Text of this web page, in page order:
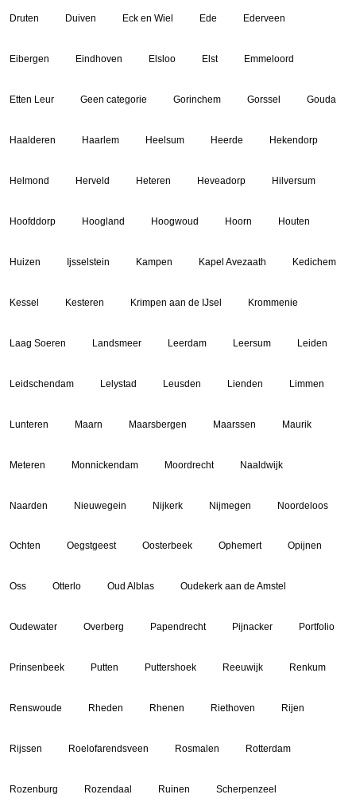
Druten Duiven Eck en Wiel Ede Ederveen
Eibergen Eindhoven Elsloo Elst Emmeloord
Etten Leur Geen categorie Gorinchem Gorssel Gouda
Haalderen Haarlem Heelsum Heerde Hekendorp
Helmond Herveld Heteren Heveadorp Hilversum
Hoofddorp Hoogland Hoogwoud Hoorn Houten
Huizen Ijsselstein Kampen Kapel Avezaath Kedichem
Kessel Kesteren Krimpen aan de IJsel Krommenie
Laag Soeren Landsmeer Leerdam Leersum Leiden
Leidschendam Lelystad Leusden Lienden Limmen
Lunteren Maarn Maarsbergen Maarssen Maurik
Meteren Monnickendam Moordrecht Naaldwijk
Naarden Nieuwegein Nijkerk Nijmegen Noordeloos
Ochten Oegstgeest Oosterbeek Ophemert Opijnen
Oss Otterlo Oud Alblas Oudekerk aan de Amstel
Oudewater Overberg Papendrecht Pijnacker Portfolio
Prinsenbeek Putten Puttershoek Reeuwijk Renkum
Renswoude Rheden Rhenen Riethoven Rijen
Rijssen Roelofarendsveen Rosmalen Rotterdam
Rozenburg Rozendaal Ruinen Scherpenzeel